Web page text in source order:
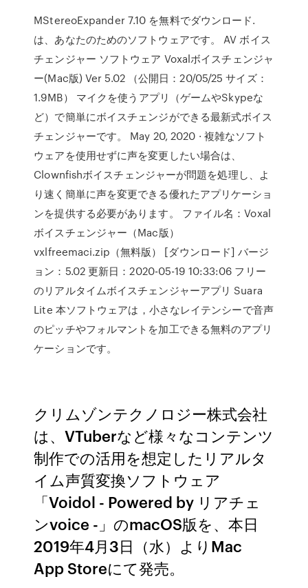
MStereoExpander 7.10 を無料でダウンロード.
は、あなたのためのソフトウェアです。 AV ボイス
チェンジャー ソフトウェア Voxalボイスチェンジャ
ー(Mac版) Ver 5.02 （公開日：20/05/25 サイズ：
1.9MB） マイクを使うアプリ（ゲームやSkypeな
ど）で簡単にボイスチェンジができる最新式ボイス
チェンジャーです。 May 20, 2020 · 複雑なソフト
ウェアを使用せずに声を変更したい場合は、
Clownfishボイスチェンジャーが問題を処理し、よ
り速く簡単に声を変更できる優れたアプリケーショ
ンを提供する必要があります。 ファイル名：Voxal
ボイスチェンジャー（Mac版）
vxlfreemaci.zip（無料版） [ダウンロード] バージ
ョン：5.02 更新日：2020-05-19 10:33:06 フリー
のリアルタイムボイスチェンジャーアプリ Suara
Lite 本ソフトウェアは，小さなレイテンシーで音声
のピッチやフォルマントを加工できる無料のアプリ
ケーションです。
クリムゾンテクノロジー株式会社
は、VTuberなど様々なコンテンツ
制作での活用を想定したリアルタ
イム声質変換ソフトウェア
「Voidol - Powered by リアチェ
ンvoice -」のmacOS版を、本日
2019年4月3日（水）よりMac
App Storeにて発売。